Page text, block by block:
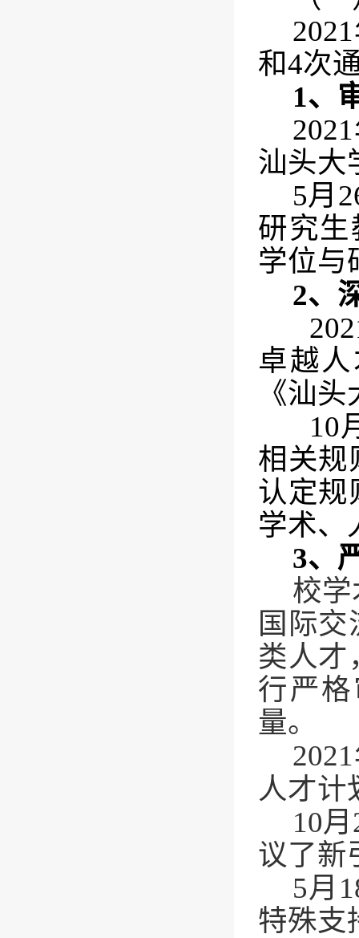
2021
和4次
1、
2021
汕头大
5月
研究
学位与
2、
卓越
《汕
10
相关规
认定规
学术、
3、
校
国际
类人才
行严
量。
2021
人才计
10月
议了新
5月
特殊支